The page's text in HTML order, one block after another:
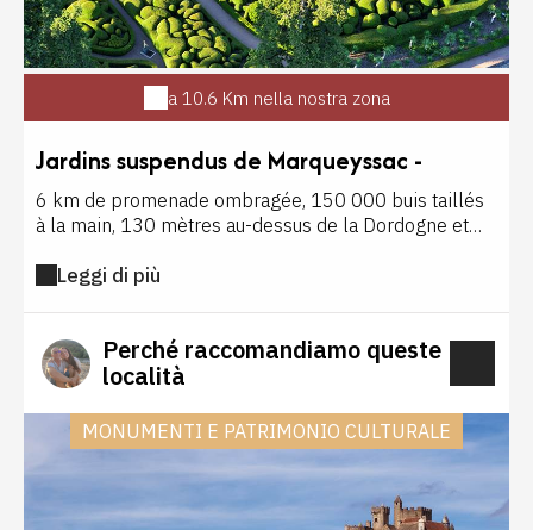
a 10.6 Km nella nostra zona
Jardins suspendus de Marqueyssac -
Belvédère de la Dordogne
6 km de promenade ombragée, 150 000 buis taillés
à la main, 130 mètres au-dessus de la Dordogne et
de la Dordogne et jardin le plus visité du Périgord, ce
août, des soirées aux chandelles sont organisées.
Leggi di più
Perché raccomandiamo queste
località
MONUMENTI E PATRIMONIO CULTURALE